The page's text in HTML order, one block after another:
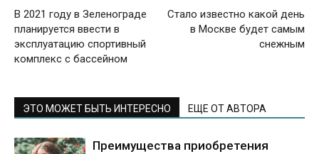
В 2021 году в Зеленограде
планируется ввести в
эксплуатацию спортивный
комплекс с бассейном
Стало известно какой день
в Москве будет самым
снежным
ЭТО МОЖЕТ БЫТЬ ИНТЕРЕСНО ЕЩЕ ОТ АВТОРА
Преимущества приобретения